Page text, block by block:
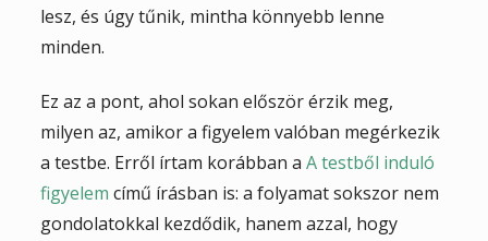
lesz, és úgy tűnik, mintha könnyebb lenne
minden.
Ez az a pont, ahol sokan először érzik meg,
milyen az, amikor a figyelem valóban megérkezik
a testbe. Erről írtam korábban a A testből induló
figyelem című írásban is: a folyamat sokszor nem
gondolatokkal kezdődik, hanem azzal, hogy